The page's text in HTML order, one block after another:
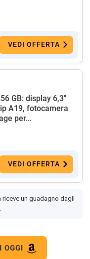
VEDI OFFERTA
GB: display 6,3"
A19, fotocamera
per...
VEDI OFFERTA
riceve un guadagno dagli
OGGI